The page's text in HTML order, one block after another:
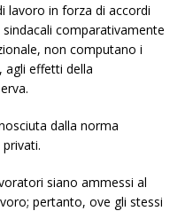
lavoro in forza di accordi
comparativamente
non computano i
agli effetti della
dalla norma
siano ammessi al
pertanto, ove gli stessi